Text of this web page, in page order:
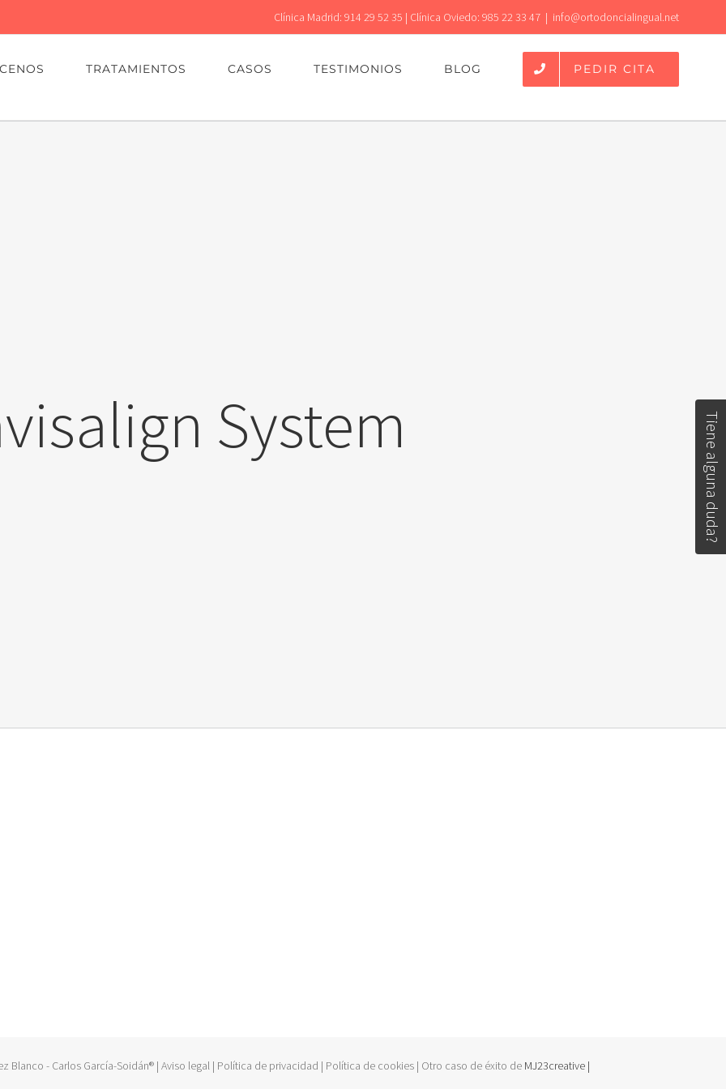
Clínica Madrid: 914 29 52 35 | Clínica Oviedo: 985 22 33 47 | info@ortodoncialingual.net
TRATAMIENTOS CASOS TESTIMONIOS BLOG PEDIR CITA
System
Blanco - Carlos García-Soidán® | Aviso legal | Política de privacidad | Política de cookies | Otro caso de éxito de MJ23creative |
Tiene alguna duda?